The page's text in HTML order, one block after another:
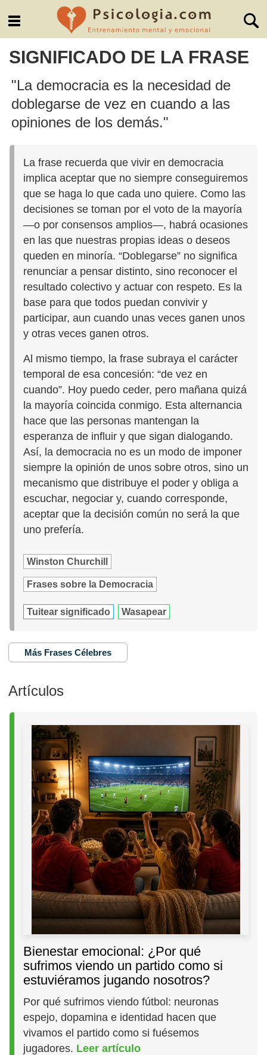
SIGNIFICADO DE LA FRASE
"La democracia es la necesidad de
doblegarse de vez en cuando a las
opiniones de los demás."
La frase recuerda que vivir en democracia
implica aceptar que no siempre conseguiremos
que se haga lo que cada uno quiere. Como las
decisiones se toman por el voto de la mayoría
—o por consensos amplios—, habrá ocasiones
en las que nuestras propias ideas o deseos
queden en minoría. “Doblegarse” no significa
renunciar a pensar distinto, sino reconocer el
resultado colectivo y actuar con respeto. Es la
base para que todos puedan convivir y
participar, aun cuando unas veces ganen unos
y otras veces ganen otros.
Al mismo tiempo, la frase subraya el carácter
temporal de esa concesión: “de vez en
cuando”. Hoy puedo ceder, pero mañana quizá
la mayoría coincida conmigo. Esta alternancia
hace que las personas mantengan la
esperanza de influir y que sigan dialogando.
Así, la democracia no es un modo de imponer
siempre la opinión de unos sobre otros, sino un
mecanismo que distribuye el poder y obliga a
escuchar, negociar y, cuando corresponde,
aceptar que la decisión común no será la que
uno prefería.
Winston Churchill
Frases sobre la Democracia
Tuitear significado Wasapear
Más Frases Célebres
Artículos
Bienestar emocional: ¿Por qué
sufrimos viendo un partido como si
estuviéramos jugando nosotros?
Por qué sufrimos viendo fútbol: neuronas
espejo, dopamina e identidad hacen que
vivamos el partido como si fuésemos
jugadores. Leer artículo